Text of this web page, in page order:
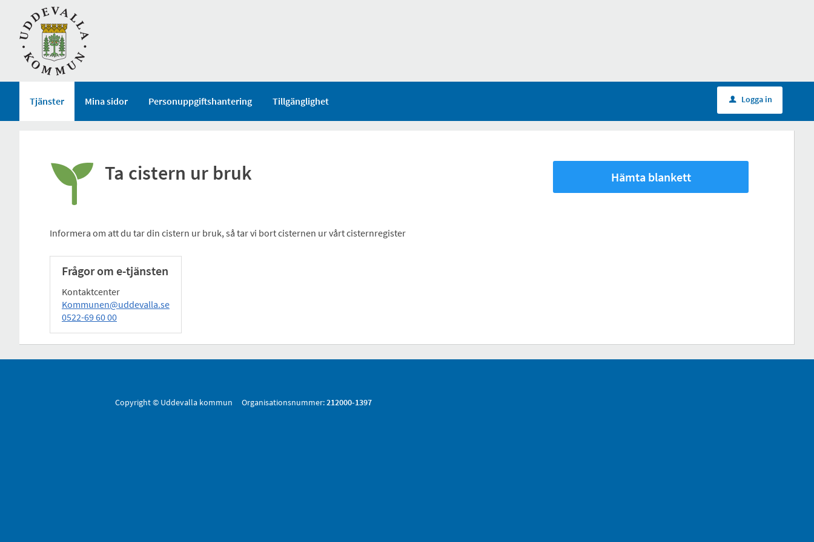
Välkommen
självservice
Uddevalla
Tjänster Mina sidor Personuppgiftshantering Tillgänglighet u Logga in
Ta cistern ur bruk
Informera om att du tar din cistern ur bruk, så tar vi bort cisternen ur vårt cisternregister
Frågor om e-tjänsten
Kontaktcenter
Kommunen@uddevalla.se
0522-69 60 00
Hämta blankett
Copyright © Uddevalla kommun Organisationsnummer:212000-1397